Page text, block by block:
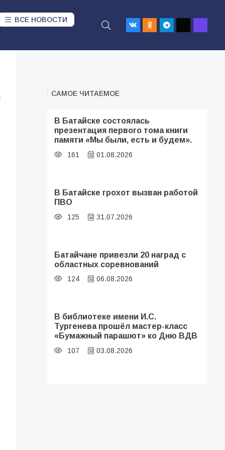
ВСЕ НОВОСТИ
САМОЕ ЧИТАЕМОЕ
В Батайске состоялась
презентация первого тома книги
памяти «Мы были, есть и будем».
161 01.08.2026
В Батайске грохот вызван работой
ПВО
125 31.07.2026
Батайчане привезли 20 наград с
областных соревнований
124 06.08.2026
В библиотеке имени И.С.
Тургенева прошёл мастер-класс
«Бумажный парашют» ко Дню ВДВ
107 03.08.2026